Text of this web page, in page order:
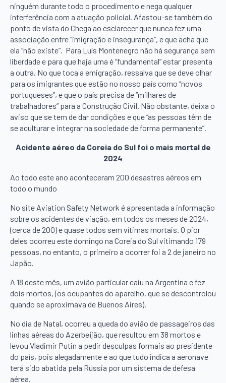
ninguém durante todo o procedimento e nega qualquer
interferência com a atuação policial. Afastou-se também do
ponto de vista do Chega ao esclarecer que nunca fez uma
associação entre “imigração e insegurança”, e que acha que
ela “não existe”. Para Luís Montenegro não há segurança sem
liberdade e para que haja uma é “fundamental” estar presenta
a outra. No que toca a emigração, ressalva que se deve olhar
para os imigrantes que estão no nosso país como “novos
portugueses”, e que o país precisa de “milhares de
trabalhadores” para a Construção Civil. Não obstante, deixa o
aviso que se tem de dar condições e que “as pessoas têm de
se aculturar e integrar na sociedade de forma permanente”.
Acidente aéreo da Coreia do Sul foi o mais mortal de
2024
Ao todo este ano aconteceram 200 desastres aéreos em
todo o mundo
No site Aviation Safety Network é apresentada a informação
sobre os acidentes de viação, em todos os meses de 2024,
(cerca de 200) e quase todos sem vítimas mortais. O pior
deles ocorreu este domingo na Coreia do Sul vitimando 179
pessoas, no entanto, o primeiro a ocorrer foi a 2 de janeiro no
Japão.
A 18 deste mês, um avião particular caiu na Argentina e fez
dois mortos, (os ocupantes do aparelho, que se descontrolou
quando se aproximava de Buenos Aires).
No dia de Natal, ocorreu a queda do avião de passageiros das
linhas aéreas do Azerbeijão, que resultou em 38 mortos e
levou Vladimir Putin a pedir desculpas formais ao presidente
do país, pois alegadamente e ao que tudo indica a aeronave
terá sido abatida pela Rússia por um sistema de defesa
aérea.